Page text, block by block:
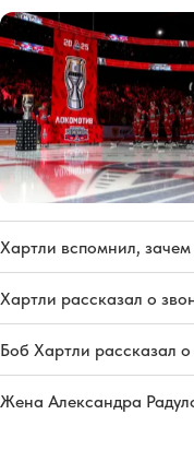
Хартли вспомнил,
Хартли рассказал о
Боб Хартли рассказал
Жена Александра